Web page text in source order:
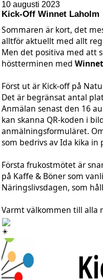
10 augusti 2023
Kick-Off Winnet Laholm
Sommaren är kort, det
alltför aktuellt med allt
Men det positiva med att
höstterminen med
Först ut är Kick-off på
Det är begränsat antal
Anmälan senast den 16
kan skanna QR-koden i
anmälningsformuläret.
som bedrivs av Ida kika in
Första frukostmötet är
på Kaffe & Böner som
Näringslivsdagen, som
Varmt välkommen till alla